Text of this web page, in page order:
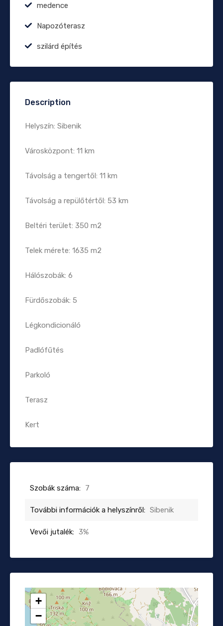
medence
Napozóterasz
szilárd építés
Description
Helyszín: Sibenik
Városközpont: 11 km
Távolság a tengertől: 11 km
Távolság a repülőtértől: 53 km
Beltéri terület: 350 m2
Telek mérete: 1635 m2
Hálószobák: 6
Fürdőszobák: 5
Légkondicionáló
Padlófűtés
Parkoló
Terasz
Kert
Szobák száma: 7
További információk a helyszínről: Sibenik
Vevői jutalék: 3%
+
−